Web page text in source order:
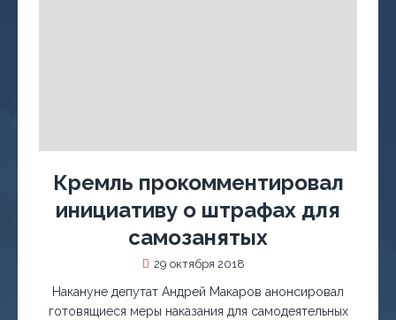
Кремль прокомментировал
инициативу о штрафах для
самозанятых
29 октября 2018
Накануне депутат Андрей Макаров анонсировал
готовящиеся меры наказания для самодеятельных